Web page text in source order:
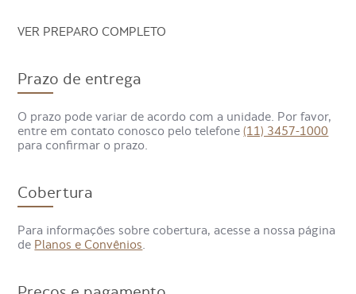
da distribuição da medula óssea, assim, permitindo o
VER PREPARO COMPLETO
Prazo de entrega
O prazo pode variar de acordo com a unidade. Por favor,
entre em contato conosco pelo telefone(11) 3457-1000
para confirmar o prazo.
Cobertura
Para informações sobre cobertura, acesse a nossa página
de Planos e Convênios